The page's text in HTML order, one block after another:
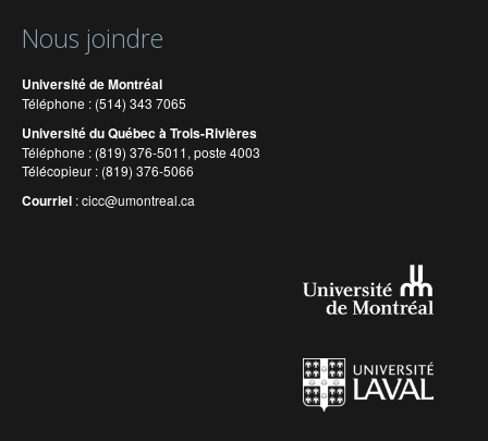
Nous joindre
Université de Montréal
Téléphone : (514) 343 7065
Université du Québec à Trois-Rivières
Téléphone : (819) 376-5011, poste 4003
Télécopieur : (819) 376-5066
Courriel :cicc@umontreal.ca